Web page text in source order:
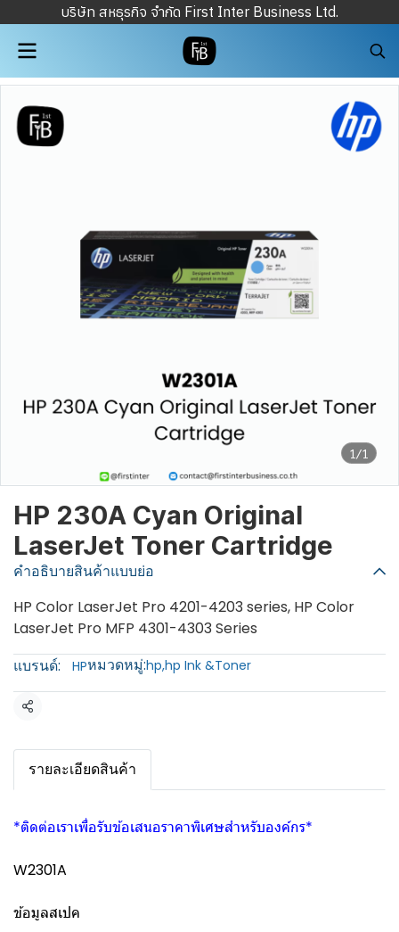
บริษัท สหธุรกิจ จำกัด First Inter Business Ltd.
1/1
HP 230A Cyan Original
LaserJet Toner Cartridge
คำอธิบายสินค้าแบบย่อ
HP Color LaserJet Pro 4201-4203 series, HP Color
LaserJet Pro MFP 4301-4303 Series
แบรนด์:
HPหมวดหมู่:hp,hp Ink &Toner
แชร์
รายละเอียดสินค้า
*ติดต่อเราเพื่อรับข้อเสนอราคาพิเศษสำหรับองค์กร*
W2301A
ข้อมูลสเปค